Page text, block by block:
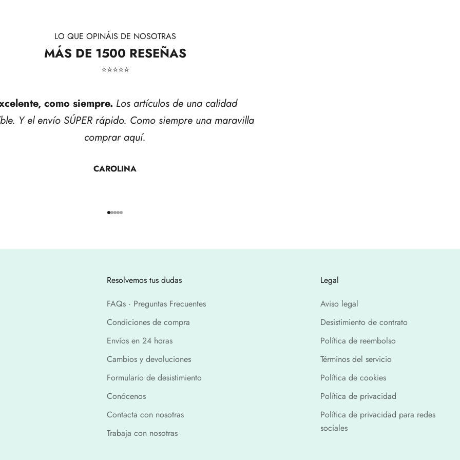
LO QUE OPINÁIS DE NOSOTRAS
MÁS DE 1500 RESEÑAS
⭐​⭐​⭐​⭐​⭐​
como siempre. Los artículos de una calidad
Y el envío SÚPER rápido. Como siempre una maravilla
comprar aquí.
CAROLINA
Ir al artículo 1
Ir al artículo 2
Ir al artículo 3
Ir al artículo 4
Ir al artículo 5
Resolvemos tus dudas
FAQs · Preguntas Frecuentes
Condiciones de compra
Envíos en 24 horas
Cambios y devoluciones
Formulario de desistimiento
Conócenos
Contacta con nosotras
Trabaja con nosotras
Legal
Aviso legal
Desistimiento de contrato
Política de reembolso
Términos del servicio
Política de cookies
Política de privacidad
Política de privacidad para redes
sociales